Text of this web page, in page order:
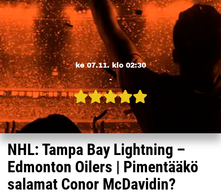
ke 07.11. klo 02:30
-
NHL: Tampa Bay Lightning –
Edmonton Oilers | Pimentääkö
salamat Conor McDavidin?